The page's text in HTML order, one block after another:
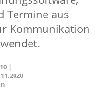
Termine aus
Kommunikation
|